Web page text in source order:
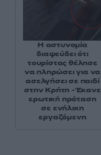
Η αστυνομία
διαψεύδει ότι
τουρίστας θέλησε
να πληρώσει για να
ασελγήσει σε παιδί
στην Κρήτη - Έκανε
ερωτική πρόταση
σε ενήλικη
εργαζόμενη